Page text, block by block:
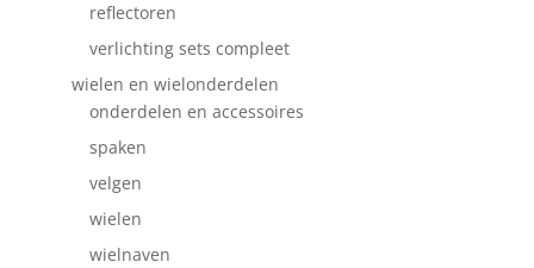
reflectoren
verlichting sets compleet
wielen en wielonderdelen
onderdelen en accessoires
spaken
velgen
wielen
wielnaven